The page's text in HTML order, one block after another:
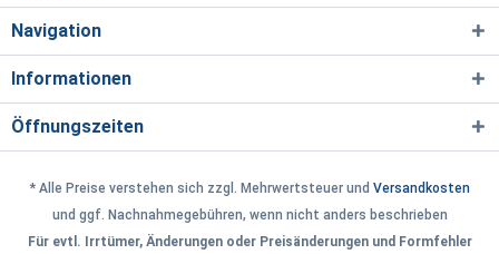
Navigation
Informationen
Öffnungszeiten
* Alle Preise verstehen sich zzgl. Mehrwertsteuer und Versandkosten
und ggf. Nachnahmegebühren, wenn nicht anders beschrieben
Für evtl. Irrtümer, Änderungen oder Preisänderungen und Formfehler